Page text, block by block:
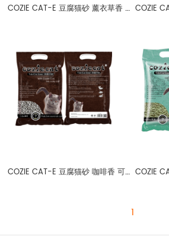
COZIE CAT-E 豆腐猫砂 薰衣草香 可溶于水 2mm
COZIE CAT-E 豆腐猫砂 咖啡香 可溶于水 2mm
1